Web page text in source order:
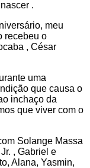
.
meu
recebeu o
, César
uma
que causa o
inchaço da
que viver com o
Solange Massa
, Gabriel e
Alana, Yasmin,